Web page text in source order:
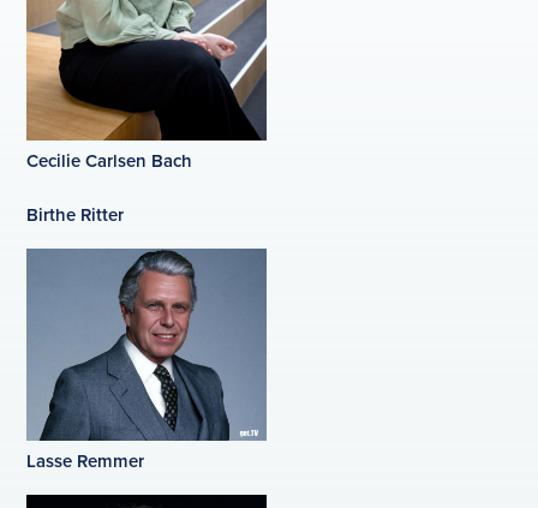
Cecilie Carlsen Bach
Birthe Ritter
Lasse Remmer